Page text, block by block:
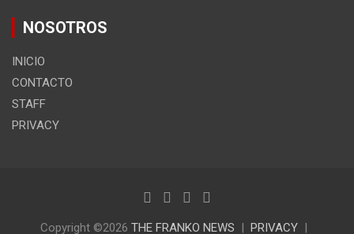
NOSOTROS
INICIO
CONTACTO
STAFF
PRIVACY
Copyright ©2026 THE FRANKO NEWS PRIVACY